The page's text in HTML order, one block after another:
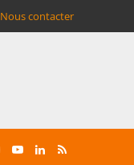
Nous contacter